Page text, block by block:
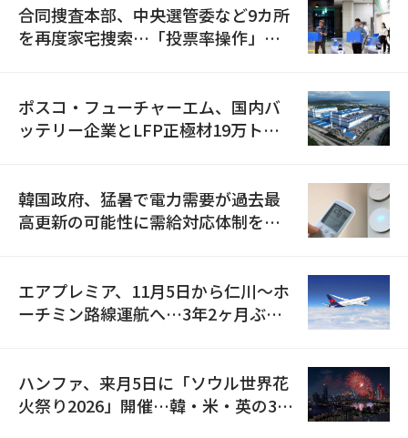
合同捜査本部、中央選管委など9カ所
を再度家宅捜索…「投票率操作」の
ポスコ・フューチャーエム、国内バ
ッテリー企業とLFP正極材19万トン
韓国政府、猛暑で電力需要が過去最
高更新の可能性に需給対応体制を点
エアプレミア、11月5日から仁川〜ホ
ーチミン路線運航へ…3年2ヶ月ぶり
ハンファ、来月5日に「ソウル世界花
火祭り2026」開催…韓・米・英の3カ